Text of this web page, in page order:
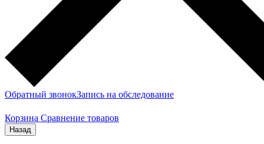
Обратный звонокЗапись на обследование
Корзина Сравнение товаров
Назад